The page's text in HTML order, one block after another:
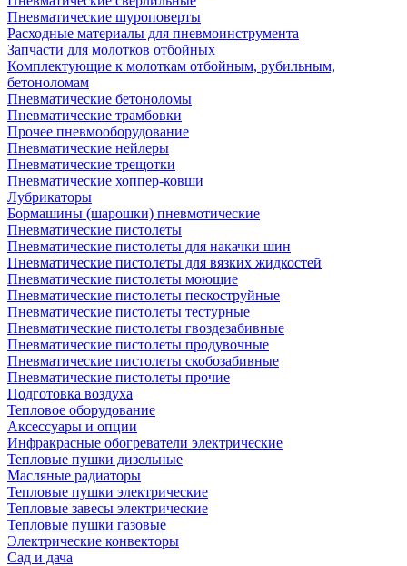
Пневматические шуроповерты
Расходные материалы для пневмоинструмента
Запчасти для молотков отбойных
Комплектующие к молоткам отбойным, рубильным,
бетоноломам
Пневматические бетоноломы
Пневматические трамбовки
Прочее пневмооборудование
Пневматические нейлеры
Пневматические трещотки
Пневматические хоппер-ковши
Лубрикаторы
Бормашины (шарошки) пневмотические
Пневматические пистолеты
Пневматические пистолеты для накачки шин
Пневматические пистолеты для вязких жидкостей
Пневматические пистолеты моющие
Пневматические пистолеты пескоструйные
Пневматические пистолеты тестурные
Пневматические пистолеты гвоздезабивные
Пневматические пистолеты продувочные
Пневматические пистолеты скобозабивные
Пневматические пистолеты прочие
Подготовка воздуха
Тепловое оборудование
Аксессуары и опции
Инфракрасные обогреватели электрические
Тепловые пушки дизельные
Масляные радиаторы
Тепловые пушки электрические
Тепловые завесы электрические
Тепловые пушки газовые
Электрические конвекторы
Сад и дача